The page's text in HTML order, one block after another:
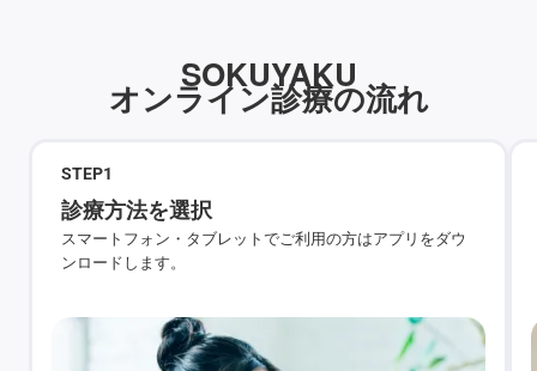
SOKUYAKU
オンライン診療の流れ
STEP1
診療方法を選択
スマートフォン・タブレットでご利用の方はアプリをダウ
ンロードします。